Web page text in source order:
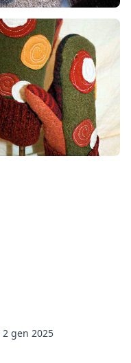
2 gen 2025